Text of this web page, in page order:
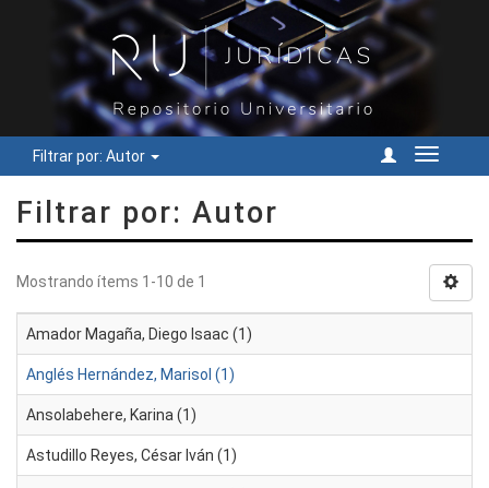
Filtrar por: Autor
Cambiar
Filtrar por: Autor
Mostrando ítems 1-10 de 1
Amador Magaña, Diego Isaac (1)
Anglés Hernández, Marisol (1)
Ansolabehere, Karina (1)
Astudillo Reyes, César Iván (1)